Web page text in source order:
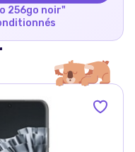
256go noir"